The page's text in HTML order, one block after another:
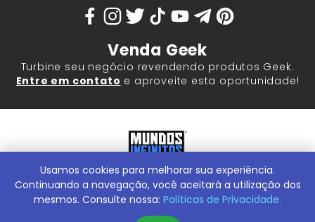
Venda Geek
Turbine seu negócio revendendo produtos Geek.
Entre em contato e aproveite esta oportunidade!
Mundos Infinitos - Publicações e Geek Store |ContentStuff
Publicações e Assinaturas Ltda. CNPJ - 05.859.917/0001-60.
Conheça nossa Loja Física:Rua Machado Bitencourt, 291 -
Usamos cookies para melhorar sua experiência.
Continuando a navegação, você aceitará a utilização dos
mesmos. Consulte nossa: Políticas de Privacidade.